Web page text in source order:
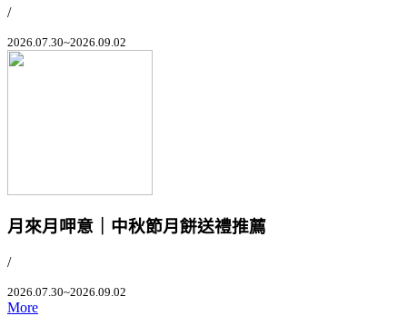
/
2026.07.30~2026.09.02
月來月呷意｜中秋節月餅送禮推薦
/
2026.07.30~2026.09.02
More